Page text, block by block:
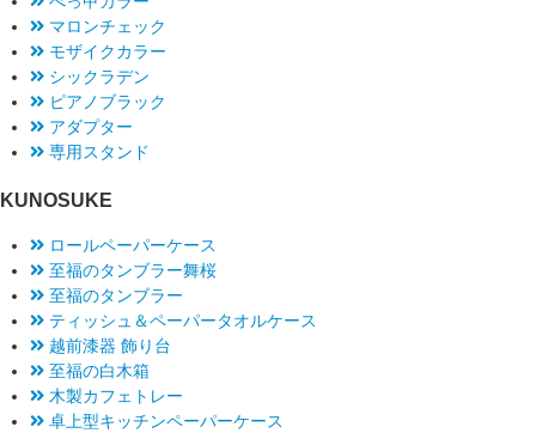
マロンチェック
モザイクカラー
シックラデン
ピアノブラック
アダプター
専用スタンド
KUNOSUKE
ロールペーパーケース
至福のタンブラー舞桜
至福のタンブラー
ティッシュ＆ペーパータオルケース
越前漆器 飾り台
至福の白木箱
木製カフェトレー
卓上型キッチンペーパーケース